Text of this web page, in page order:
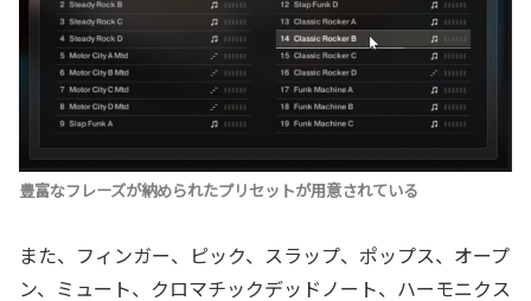
豊富なフレーズが納められたプリセットが用意されている
また、フィンガー、ピック、スラップ、ポップス、オープ
ン、ミュート、クロマチックデッドノート、ハーモニクス